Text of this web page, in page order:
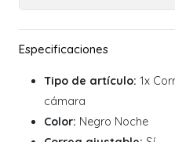
Tipo de artículo: 1x
cámara
Color: Negro Noche